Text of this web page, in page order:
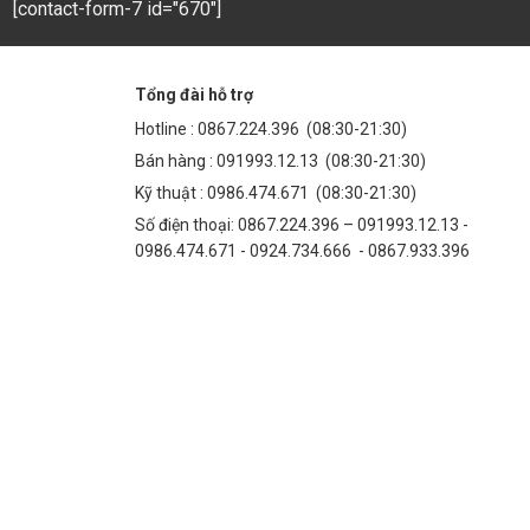
[contact-form-7 id="670"]
Tổng đài hỗ trợ
Hotline : 0867.224.396 (08:30-21:30)
Bán hàng : 091993.12.13 (08:30-21:30)
Kỹ thuật : 0986.474.671 (08:30-21:30)
Số điện thoại: 0867.224.396 – 091993.12.13 -
0986.474.671 - 0924.734.666 - 0867.933.396